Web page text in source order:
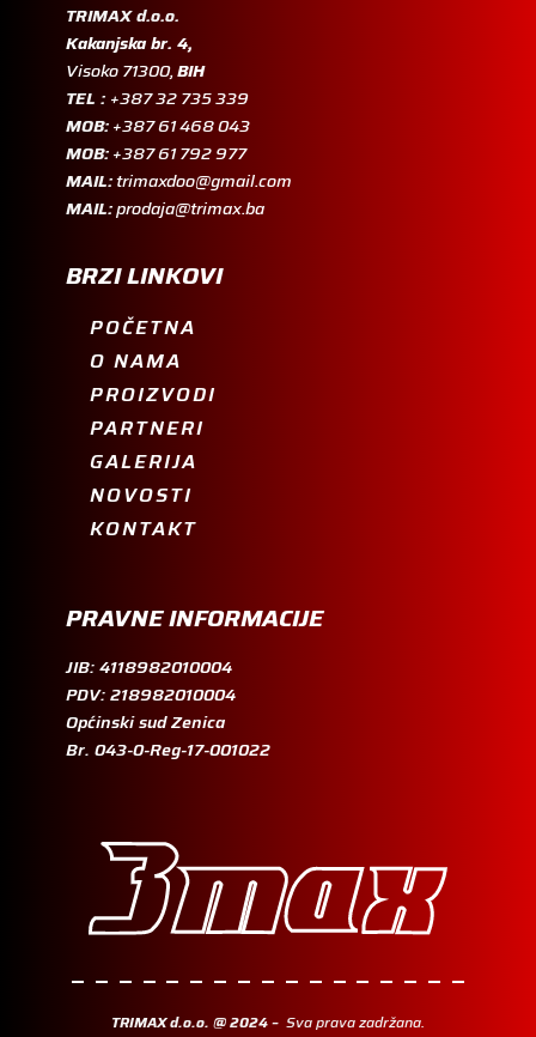
TRIMAX d.o.o.
Kakanjska br. 4,
Visoko 71300,BIH
TEL : +387 32 735 339
MOB:+387 61 468 043
MOB:+387 61 792 977
MAIL:trimaxdoo@gmail.com
MAIL:prodaja@trimax.ba
BRZI LINKOVI
POČETNA
O NAMA
PROIZVODI
PARTNERI
GALERIJA
NOVOSTI
KONTAKT
PRAVNE INFORMACIJE
JIB: 4118982010004
PDV: 218982010004
Općinski sud Zenica
Br. 043-0-Reg-17-001022
TRIMAX d.o.o. @ 2024 – Sva prava zadržana.